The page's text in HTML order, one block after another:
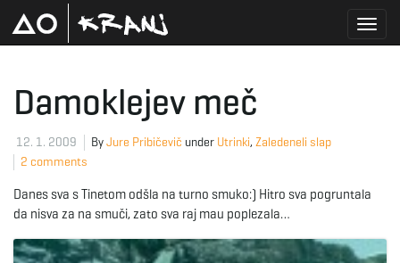
Damoklejev meč
12. 1. 2009 ByJure Pribičevič under Utrinki, Zaledeneli slap
2 comments
Danes sva s Tinetom odšla na turno smuko:) Hitro sva pogruntala
da nisva za na smuči, zato sva raj mau poplezala…